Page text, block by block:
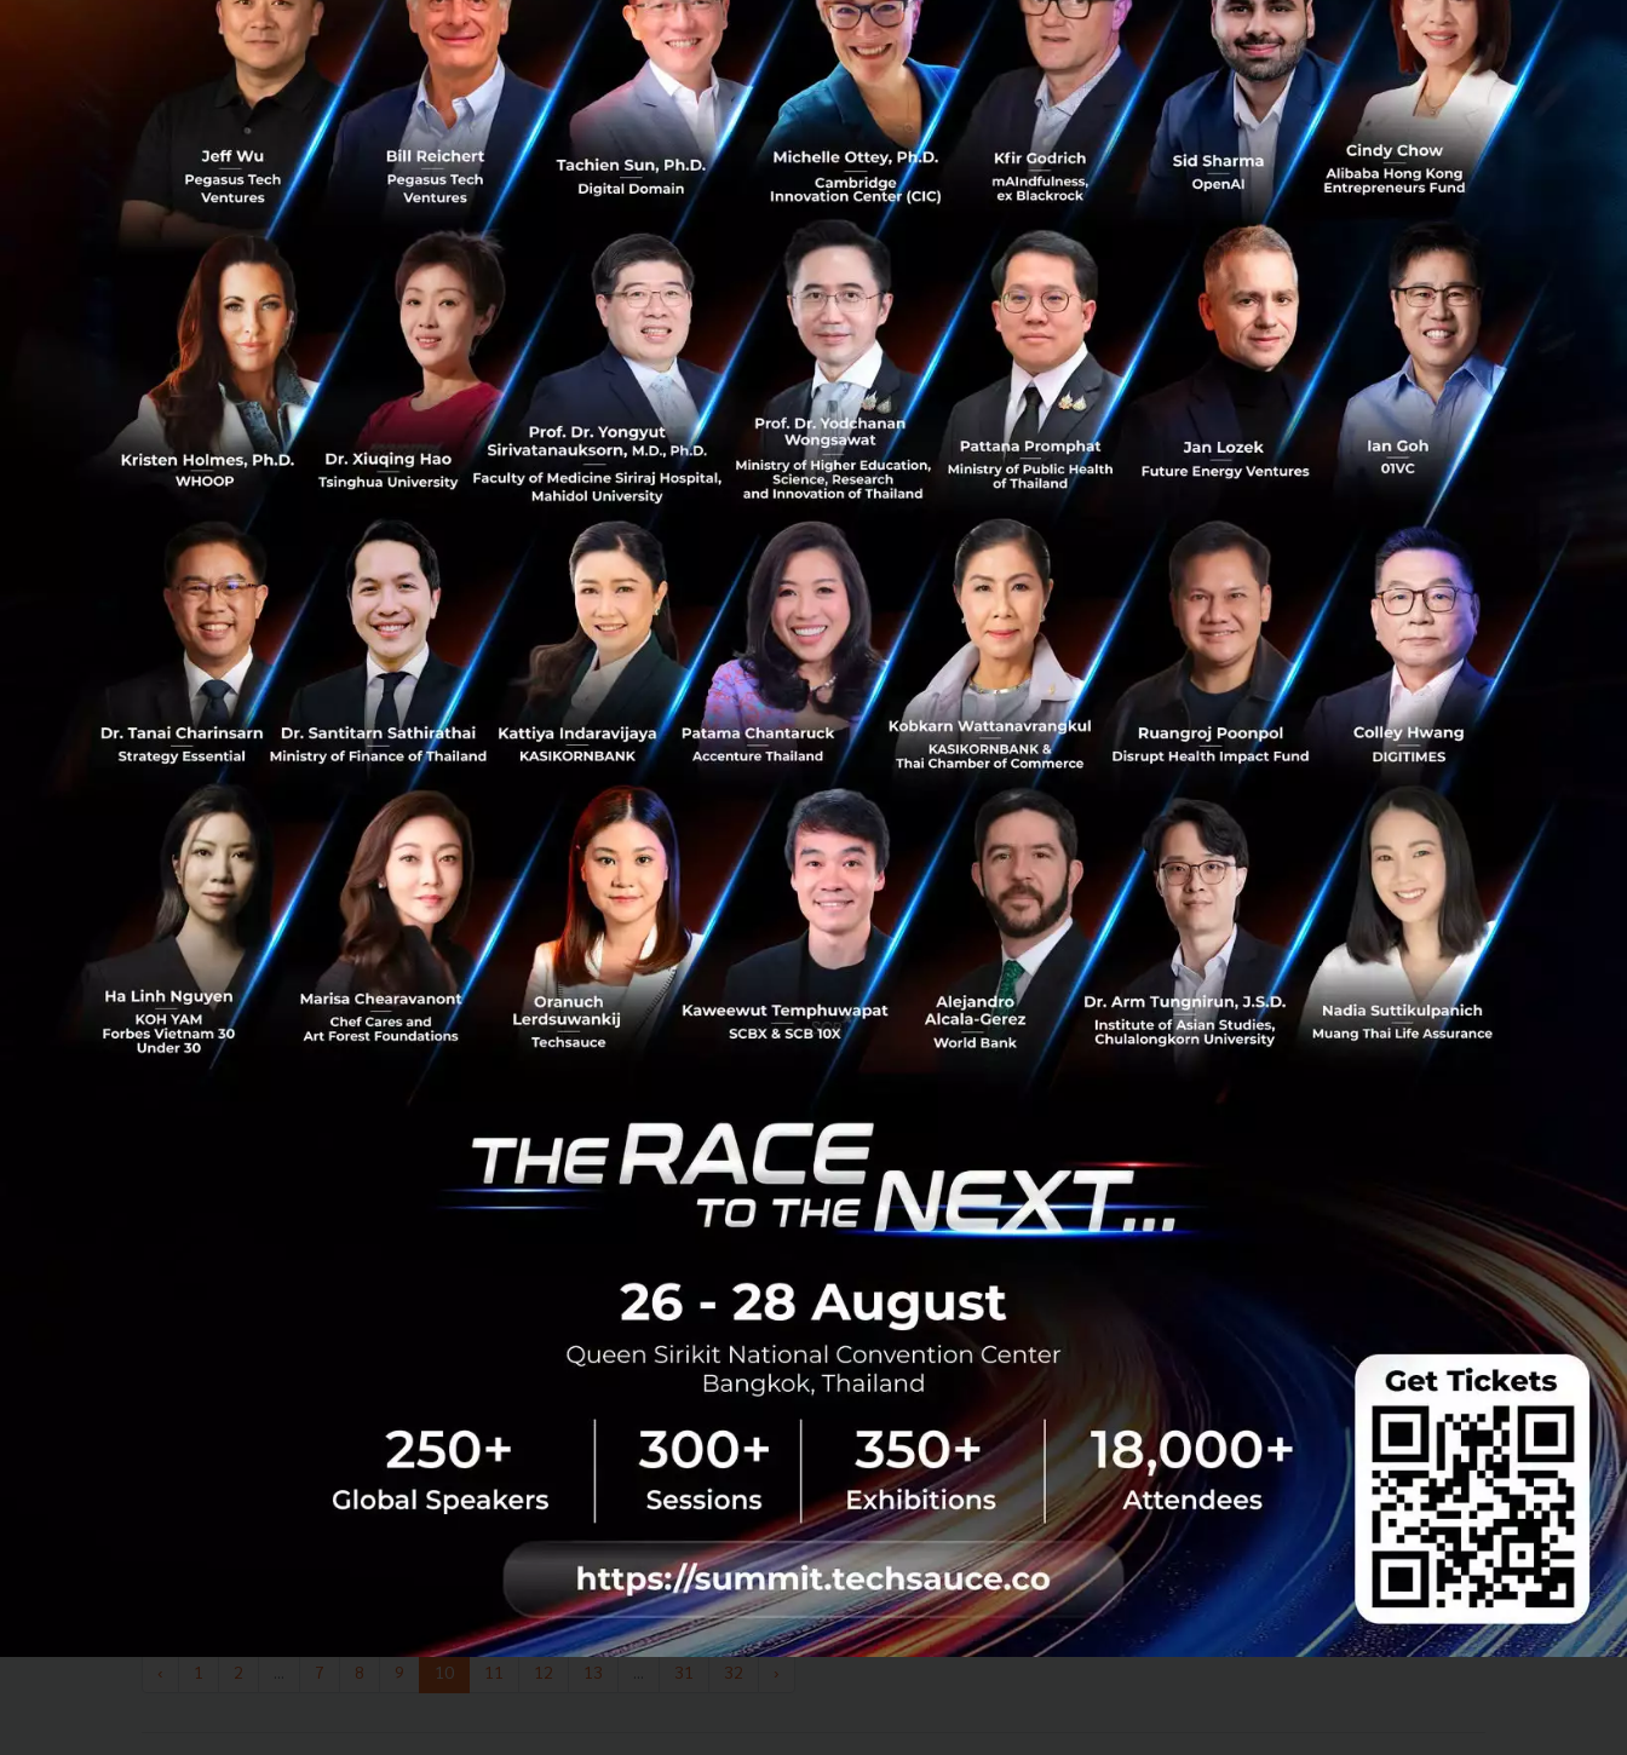
สรุปมาแล้ว 'นอนให้ดีต้องนอนยังไง? Science and History of
Sleeping' เซสชันที่จะทำให้คุณตระหนักเรื่องการนอนมากขึ้น
โดย ผศ.นพ.จิรยศ จินตนาดิลก ผอ.ศูนย์การนอนหลับ รพ.เมด
พาร์ค และ นพ.ชั...
เมษายน 2, 2026| By Techsauce Team
0
medpark techsauce-healthspan-2026
techsauce-healthspan-festival-2026
ตรวจสุขภาพทุกวันโดยไม่ต้องไปหาหมอ: อนาคตของ AI
Agents ด้านสุขภาพ
อนาคตวงการแพทย์เปลี่ยนไป เมื่อเราไม่ต้องรอตรวจสุขภาพปี
ละครั้ง! Samir Mitra ซีอีโอ Reya.ai เผยวิสัยทัศน์การใช้ AI
Agents ด้านสุขภาพ ที่จะเปลี่ยนสมาร์ทโฟนเป็นผู้ช่วยส่วนตัว
คอยวิเครา...
เมษายน 2, 2026 | By
Techsauce Team
0
HealthTech edge-ai Reya.AI ai-agent
Whoop มาแรง มูลค่ากิจการทะลุ 1 หมื่นล้านดอลลาร์
หลังระดมทุนรอบ Series G ดึง Abbot ยักษ์ใหญ่ด้าน
Health Tech ร่วมลงทุนด้วย
Whoop ประกาศระดมทุน Series G มูลค่า 575 ล้านดอลลาร์
ส่งผลให้ตอนนี้มูลค่ากิจการอยู่ที่ 1.01 หมื่นล้านดอลลาร์สหรัฐ
โดยมี Collaborative Fund เป็นผู้นำลงทุน และมีผู้ลงทุนราย
สำคัญเข้าร่...
เมษายน 1, 2026
Techsauce Team
0
News HealthTech Healthtech
เจาะลึกวิทยาศาสตร์อายุยืน 5 เคล็ดลับการออกกำลัง
กาย พร้อมวิธีเพิ่ม VO2 Max จากผู้เชี่ยวชาญ ใช้เวลา
แค่ 37 นาที แต่ได้ผลลัพธ์ระดับเซลล์
ค้นพบ 5 เคล็ดลับการออกกำลังกายเพื่ออายุที่ยืนยาวอย่างมี
Max และการจัดตารางฝึกที่ถูกต้องตามหลักวิทยาศาสตร์ เพื่อ
สุขภาพที่แข็งแรงอย...
เมษายน 1, 2026
Techsauce Team
เผยแนวคิดและวิธีพัฒนา 'ธุรกิจสายสุขภาพ' เพื่อชีวิตที่
ยืนยาวของทุกคน
อายุมนุษย์ที่ยืนยาวขึ้นทุกปี ธุรกิจจะออกแบบผลิตภัณฑ์หรือ
ตอบได้ในบทความสรุปเซสชัน 'Longevity is the Next
Economy for All: เ...
มีนาคม 31, 2026| ByTechsauce Team
HealthTech longevity techsauce-healthspan-2026
techsauce-healthspan-festival-2026
‹ 1 2 7 8 9 10 11 12 13 31 32 ›